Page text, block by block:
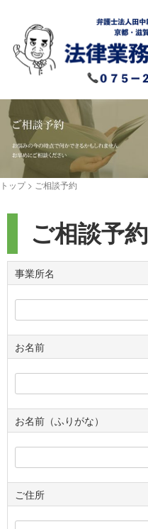
トップ> ご相談予約
ご相談予約
事業所名
お名前
お名前（ふりがな）
ご住所